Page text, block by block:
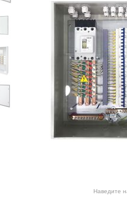
Наведите